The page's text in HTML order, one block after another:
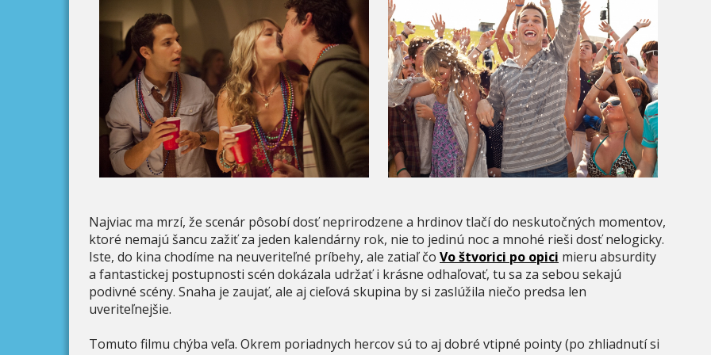
Najviac ma mrzí, že scenár pôsobí dosť neprirodzene a hrdinov tlačí do neskutočných momentov,
ktoré nemajú šancu zažiť za jeden kalendárny rok, nie to jedinú noc a mnohé rieši dosť nelogicky.
Iste, do kina chodíme na neuveriteľné príbehy, ale zatiaľ čo Vo štvorici po opici mieru absurdity
a fantastickej postupnosti scén dokázala udržať i krásne odhaľovať, tu sa za sebou sekajú
podivné scény. Snaha je zaujať, ale aj cieľová skupina by si zaslúžila niečo predsa len
uveriteľnejšie.
Tomuto filmu chýba veľa. Okrem poriadnych hercov sú to aj dobré vtipné pointy (po zhliadnutí si